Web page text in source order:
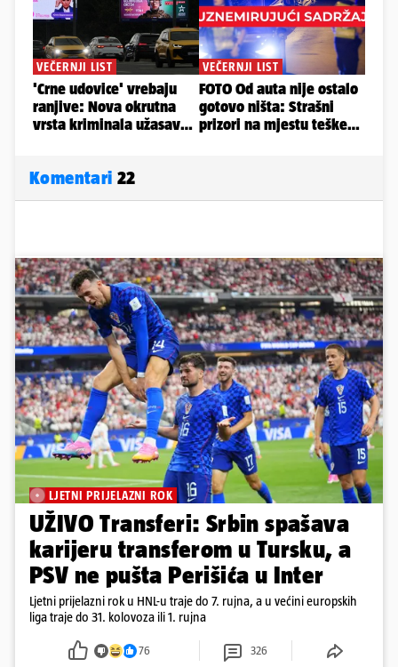
Komentari 22
LJETNI PRIJELAZNI ROK
UŽIVO Transferi: Srbin spašava
karijeru transferom u Tursku, a
PSV ne pušta Perišića u Inter
Ljetni prijelazni rok u HNL-u traje do 7. rujna, a u većini europskih
liga traje do 31. kolovoza ili 1. rujna
76 326